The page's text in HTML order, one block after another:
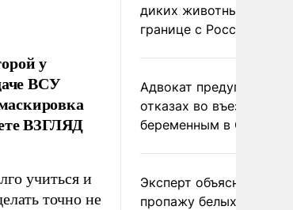
у
ВСУ
ВЗГЛЯД
учиться и
точно не
диких животных на
границе с Россией
Адвокат предупредил
отказах во въезде
беременным в США
Эксперт объяснил
пропажу белых грибов